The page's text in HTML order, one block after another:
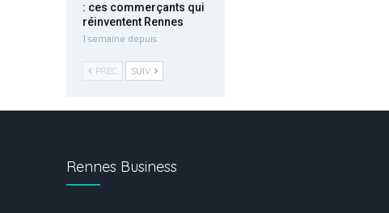
: ces commerçants qui
réinventent Rennes
1 semaine depuis
PREC SUIV
Rennes Business